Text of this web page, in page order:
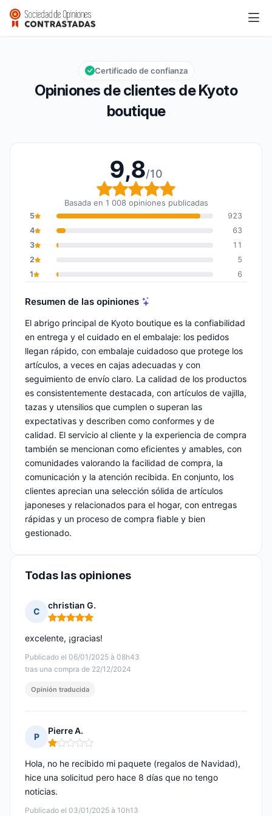
Kyoto boutique
Calificación global: 9,8 de 10
9,8/10
Opiniones de clientes de Kyoto
boutique
Certificado de confianza
9,8/10
Calificación global: 9,8
Basada en 1 008 opiniones publicadas
5
923
4
63
3
11
2
5
1
6
Resumen de las opiniones
El abrigo principal de Kyoto boutique es la confiabilidad
en entrega y el cuidado en el embalaje: los pedidos
llegan rápido, con embalaje cuidadoso que protege los
artículos, a veces en cajas adecuadas y con
seguimiento de envío claro. La calidad de los productos
es consistentemente destacada, con artículos de vajilla,
tazas y utensilios que cumplen o superan las
expectativas y describen como conformes y de
calidad. El servicio al cliente y la experiencia de compra
también se mencionan como eficientes y amables, con
comunidades valorando la facilidad de compra, la
comunicación y la atención recibida. En conjunto, los
clientes aprecian una selección sólida de artículos
japoneses y relacionados para el hogar, con entregas
rápidas y un proceso de compra fiable y bien
gestionado.
Todas las opiniones
C
christian G.
Nota: 5 de 5
Publicado el 06/01/2025 à 08h43
tras una compra de 22/12/2024
excelente, ¡gracias!
Opinión traducida
P
Pierre A.
Nota: 1 de 5
Publicado el 03/01/2025 à 10h13
Hola, no he recibido mi paquete (regalos de Navidad),
hice una solicitud pero hace 8 días que no tengo
noticias.